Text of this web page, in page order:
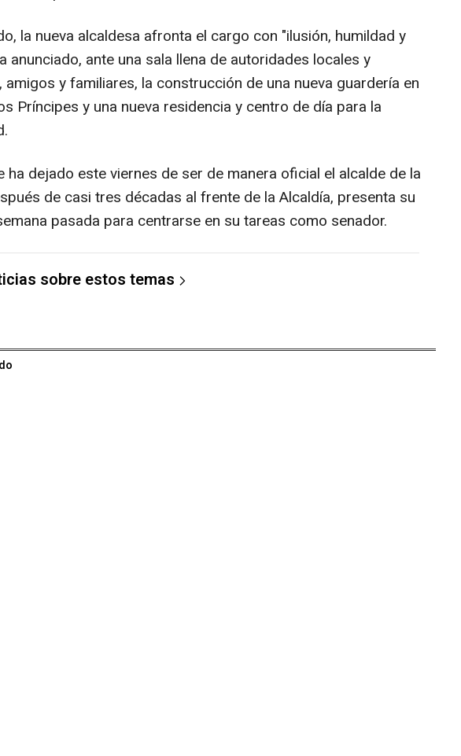
la nueva alcaldesa afronta el cargo con "ilusión, humildad y
anunciado, ante una sala llena de autoridades locales y
amigos y familiares, la construcción de una nueva guardería en
Príncipes y una nueva residencia y centro de día para la
ha dejado este viernes de ser de manera oficial el alcalde de la
de casi tres décadas al frente de la Alcaldía, presenta su
pasada para centrarse en su tareas como senador.
sobre estos temas